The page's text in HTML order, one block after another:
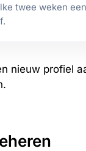
twee weken
nieuw profiel